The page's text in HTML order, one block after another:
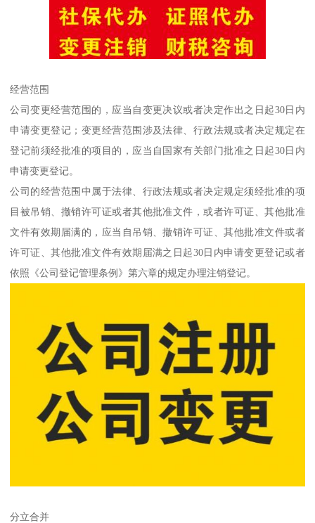
经营范围
公司变更经营范围的，应当自变更决议或者决定作出之日起30日内
申请变更登记；变更经营范围涉及法律、行政法规或者决定规定在
登记前须经批准的项目的，应当自国家有关部门批准之日起30日内
申请变更登记。
公司的经营范围中属于法律、行政法规或者决定规定须经批准的项
目被吊销、撤销许可证或者其他批准文件，或者许可证、其他批准
文件有效期届满的，应当自吊销、撤销许可证、其他批准文件或者
许可证、其他批准文件有效期届满之日起30日内申请变更登记或者
依照《公司登记管理条例》第六章的规定办理注销登记。
分立合并